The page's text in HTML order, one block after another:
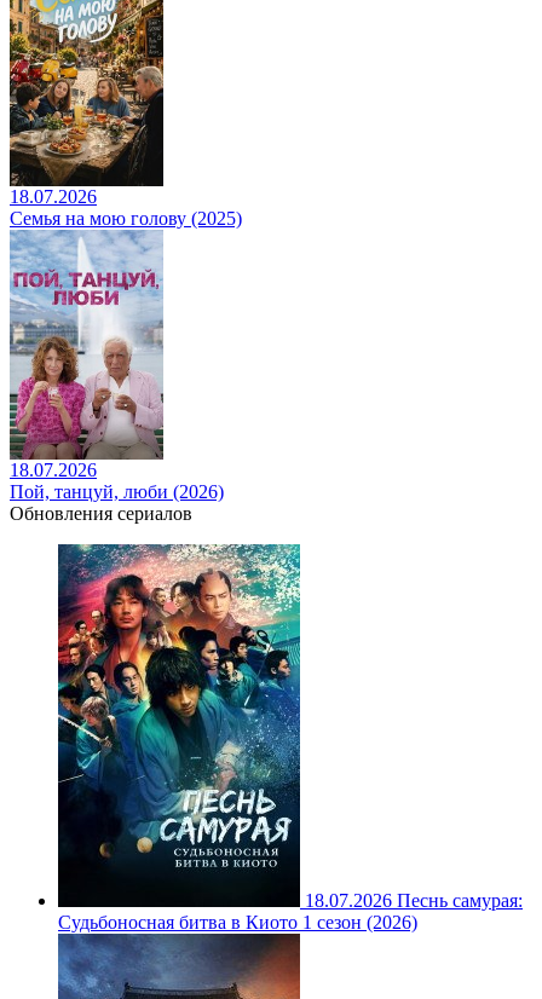
18.07.2026
Семья на мою голову (2025)
18.07.2026
Пой, танцуй, люби (2026)
Обновления сериалов
18.07.2026 Песнь самурая:
Судьбоносная битва в Киото 1 сезон (2026)